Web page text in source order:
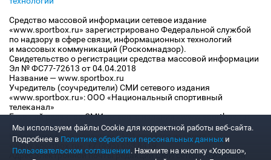
Средство массовой информации сетевое издание
«www.sportbox.ru» зарегистрировано Федеральной службой
по надзору в сфере связи, информационных технологий
и массовых коммуникаций (Роскомнадзор).
Свидетельство о регистрации средства массовой информации
Эл № ФС77-72613 от 04.04.2018
Название — www.sportbox.ru
Учредитель (соучредители) СМИ сетевого издания
«www.sportbox.ru»: ООО «Национальный спортивный
телеканал»
Главный редактор СМИ сетевого издания «www.sportbox.ru»:
Конов В.А.
Номер телефона редакции СМИ сетевого издания
«www.sportbox.ru»: +7 (495) 653 8419
Адрес электронной почты редакции СМИ сетевого издания
Мы используем файлы Сookie для корректной работы веб-сайта.
Подробнее в Политике обработки персональных данных и
Пользовательском соглашении. Нажмите на кнопку «Хорошо»,